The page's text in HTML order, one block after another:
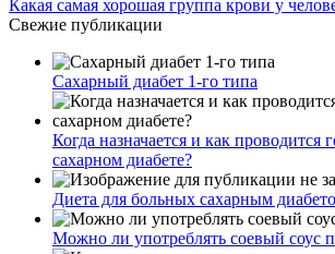
Какая самая хорошая группа крови у
Свежие публикации
Сахарный диабет 1-го типа
Когда назначается и как проводится
сахарном диабете?
Диета для больных сахарным
Можно ли употреблять соевый соус